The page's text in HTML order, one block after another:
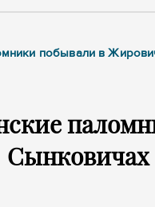
побывали в
Сынковичах